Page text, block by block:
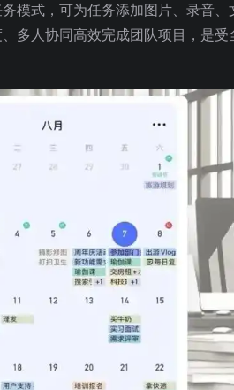
模式，可为任务添加图片、录音、
多人协同高效完成团队项目，是受